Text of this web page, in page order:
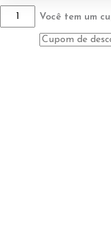
Você tem um